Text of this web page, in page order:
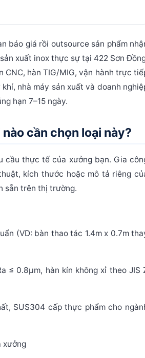
báo giá rồi outsource sản phẩm
xuất inox thực sự tại 422 Sơn
CNC, hàn TIG/MIG, vận hành trực
nhà máy sản xuất và doanh
hạn 7–15 ngày.
cần chọn loại này?
cầu thực tế của xưởng bạn. Gia
kích thước hoặc mô tả riêng
sẵn trên thị trường.
(VD: bàn thao tác 1.4m x 0.7m
≤ 0.8µm, hàn kín không xỉ theo JIS
SUS304 cấp thực phẩm cho
xưởng